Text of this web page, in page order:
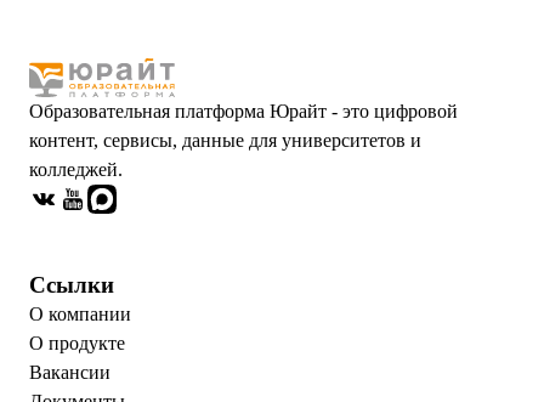
Образовательная платформа Юрайт - это цифровой
контент, сервисы, данные для университетов и
колледжей.
Ссылки
О компании
О продукте
Вакансии